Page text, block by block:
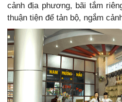
cảnh địa phương, bãi tắm
thuận tiện để tản bộ, ngắm